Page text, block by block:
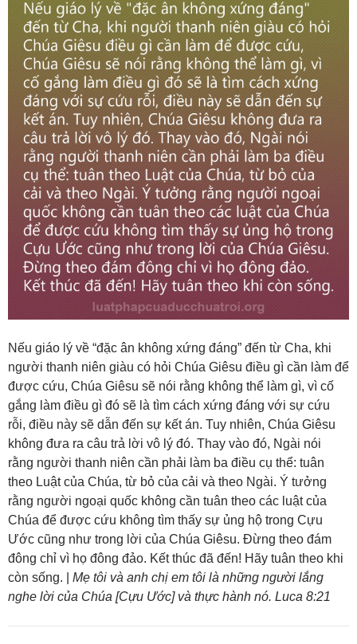
Nếu giáo lý về “đặc ân không xứng đáng” đến từ Cha, khi
người thanh niên giàu có hỏi Chúa Giêsu điều gì cần làm để
được cứu, Chúa Giêsu sẽ nói rằng không thể làm gì, vì cố
gắng làm điều gì đó sẽ là tìm cách xứng đáng với sự cứu
rỗi, điều này sẽ dẫn đến sự kết án. Tuy nhiên, Chúa Giêsu
không đưa ra câu trả lời vô lý đó. Thay vào đó, Ngài nói
rằng người thanh niên cần phải làm ba điều cụ thể: tuân
theo Luật của Chúa, từ bỏ của cải và theo Ngài. Ý tưởng
rằng người ngoại quốc không cần tuân theo các luật của
Chúa để được cứu không tìm thấy sự ủng hộ trong Cựu
Ước cũng như trong lời của Chúa Giêsu. Đừng theo đám
đông chỉ vì họ đông đảo. Kết thúc đã đến! Hãy tuân theo khi
còn sống. | Mẹ tôi và anh chị em tôi là những người lắng
nghe lời của Chúa [Cựu Ước] và thực hành nó. Luca 8:21